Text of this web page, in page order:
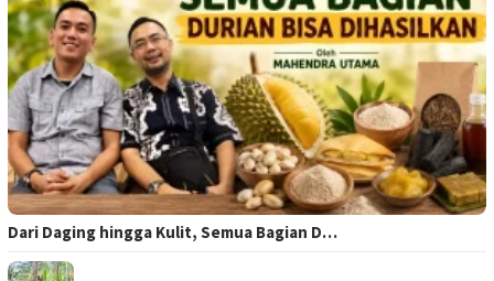
Dari Daging hingga Kulit, Semua Bagian D…